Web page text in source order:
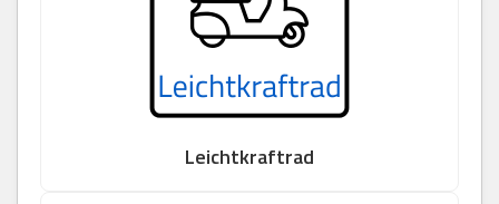
Leichtkraftrad